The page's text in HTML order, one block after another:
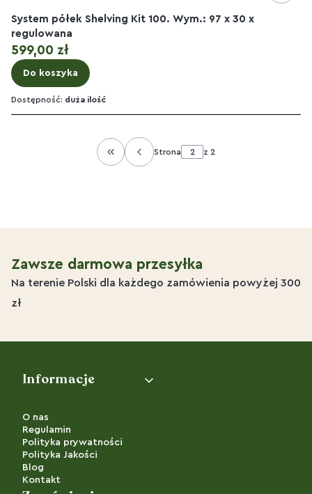
System półek Shelving Kit 100. Wym.: 97 x 30 x
regulowana
Cena
599,00 zł
Do koszyka
Dostępność: duża ilość
Wróć do pierwszej strony z produktami
Strona z 2
Zawsze darmowa przesyłka
Na terenie Polski dla każdego zamówienia powyżej 300
zł
Linki w stopce
Informacje
O nas
Regulamin
Polityka prywatności
Polityka Jakości
Blog
Kontakt